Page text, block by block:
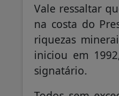
Vale ressaltar
na costa do
riquezas
iniciou em
signatário.